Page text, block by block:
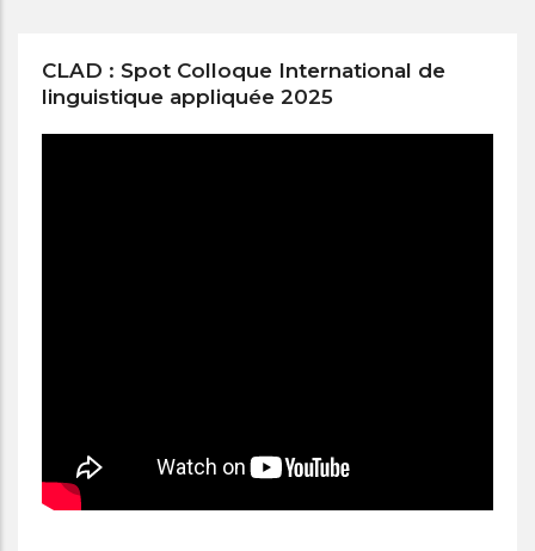
CLAD : Spot Colloque International de
linguistique appliquée 2025